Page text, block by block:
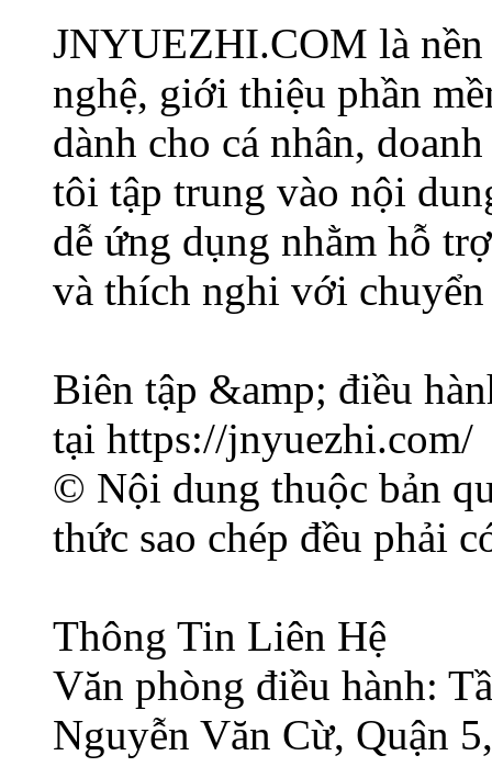
JNYUEZHI.COM là nền
nghệ, giới thiệu phần
dành cho cá nhân,
tôi tập trung vào nội
dễ ứng dụng nhằm hỗ
và thích nghi với
Biên tập &amp; điều
tại https://jnyuezhi.com/
© Nội dung thuộc bản
thức sao chép đều phải
Thông Tin Liên Hệ
Văn phòng điều hành:
Nguyễn Văn Cừ, Quận